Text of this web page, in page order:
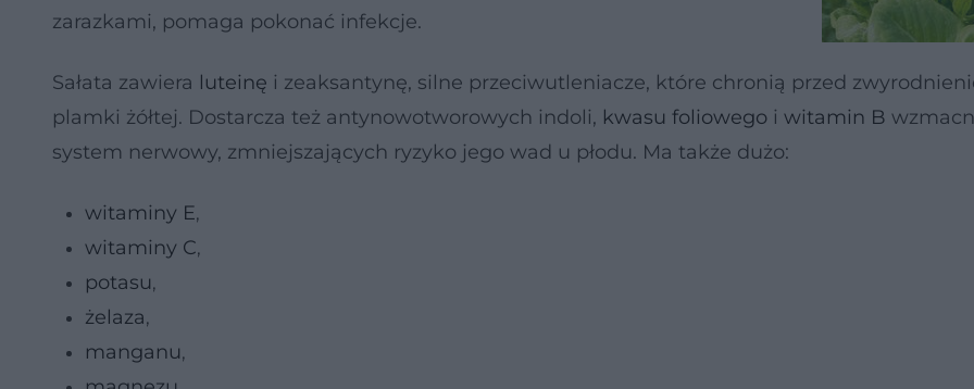
zarazkami, pomaga pokonać infekcje.
Sałata zawiera luteinę i zeaksantynę, silne przeciwutleniacze, które chronią przed
plamki żółtej. Dostarcza też antynowotworowych indoli, kwasu foliowego i witamin B
system nerwowy, zmniejszających ryzyko jego wad u płodu. Ma także dużo:
witaminy E,
witaminy C,
potasu,
żelaza,
manganu,